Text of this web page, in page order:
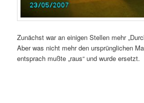
Zunächst war an einigen Stellen mehr
Aber was nicht mehr den ursprünglichen
entsprach mußte „raus“ und wurde ersetzt.